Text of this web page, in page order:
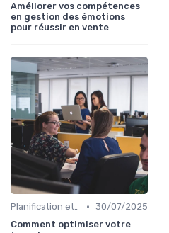
Améliorer vos compétences
en gestion des émotions
pour réussir en vente
Planification et stratégie de vente • 30/07/2025
Comment optimiser votre